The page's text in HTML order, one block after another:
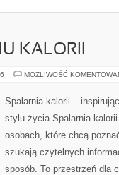
KALORII
MOŻLIWOŚĆ
Spalarnia kalorii –
stylu życia Spalarnia
osobach, które chcą
szukają czytelnych
sposób. To przestrzeń dla